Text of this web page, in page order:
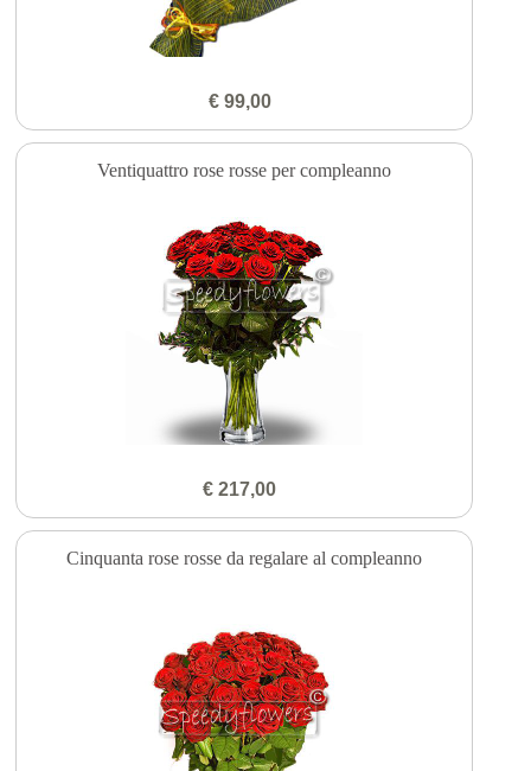
€ 99,00
Ventiquattro rose rosse per compleanno
€ 217,00
Cinquanta rose rosse da regalare al compleanno